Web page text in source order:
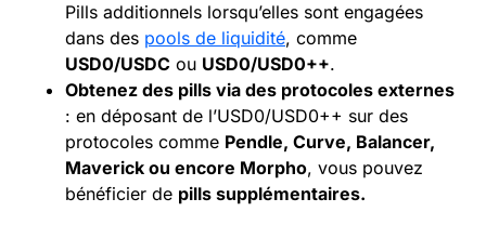
Pills additionnels lorsqu’elles sont engagées
dans des pools de liquidité, comme
USD0/USDC ou USD0/USD0++.
Obtenez des pills via des protocoles externes
: en déposant de l’USD0/USD0++ sur des
protocoles comme Pendle, Curve, Balancer,
Maverick ou encore Morpho, vous pouvez
bénéficier de pills supplémentaires.